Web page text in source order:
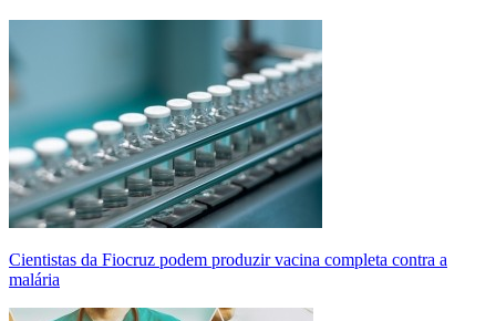
Cientistas da Fiocruz podem produzir vacina completa contra a
malária